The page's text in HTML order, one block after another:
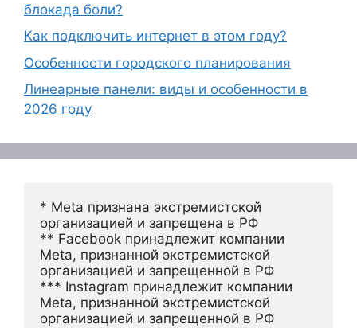
блокада боли?
Как подключить интернет в этом году?
Особенности городского планирования
Линеарные панели: виды и особенности в
2026 году
* Meta признана экстремистской
организацией и запрещена в РФ
** Facebook принадлежит компании
Meta, признанной экстремистской
организацией и запрещенной в РФ
*** Instagram принадлежит компании
Meta, признанной экстремистской
организацией и запрещенной в РФ